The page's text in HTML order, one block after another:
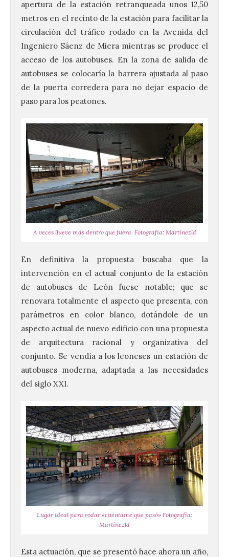
apertura de la estación retranqueada unos 12,50
metros en el recinto de la estación para facilitar la
circulación del tráfico rodado en la Avenida del
Ingeniero Sáenz de Miera mientras se produce el
acceso de los autobuses. En la zona de salida de
autobuses se colocaría la barrera ajustada al paso
de la puerta corredera para no dejar espacio de
paso para los peatones.
A veces llueve más dentro que fuera. Fotografía: Martínezld
En definitiva la propuesta buscaba que la
intervención en el actual conjunto de la estación
de autobuses de León fuese notable; que se
renovara totalmente el aspecto que presenta, con
parámetros en color blanco, dotándole de un
aspecto actual de nuevo edificio con una propuesta
de arquitectura racional y organizativa del
conjunto. Se vendía a los leoneses un estación de
autobuses moderna, adaptada a las necesidades
del siglo XXI.
Lugar ideal para rodar «cuéntame que pasó» Fotografía:
Martínezld
Esta actuación, que se presentó hace ahora un año,